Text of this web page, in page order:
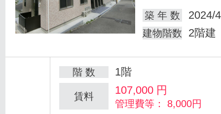
築 年 数
2024/
建物階数 2階建
階 数 1階
賃料 107,000 円
管理費等： 8,000円